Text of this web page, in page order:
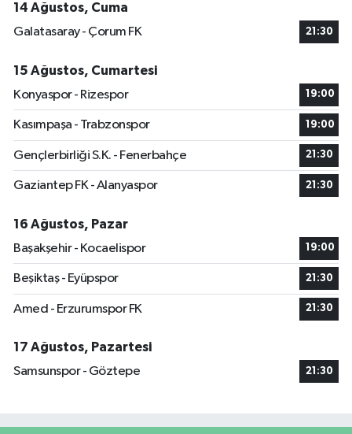
14 Ağustos, Cuma
Galatasaray - Çorum FK
21:30
15 Ağustos, Cumartesi
Konyaspor - Rizespor
19:00
Kasımpaşa - Trabzonspor 19:00
Gençlerbirliği S.K. - Fenerbahçe 21:30
Gaziantep FK - Alanyaspor 21:30
16 Ağustos, Pazar
Başakşehir - Kocaelispor
19:00
Beşiktaş - Eyüpspor 21:30
Amed - Erzurumspor FK 21:30
17 Ağustos, Pazartesi
Samsunspor - Göztepe
21:30